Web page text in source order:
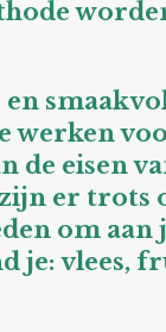
werken
de eisen
er trots
om aan
je: vlees,